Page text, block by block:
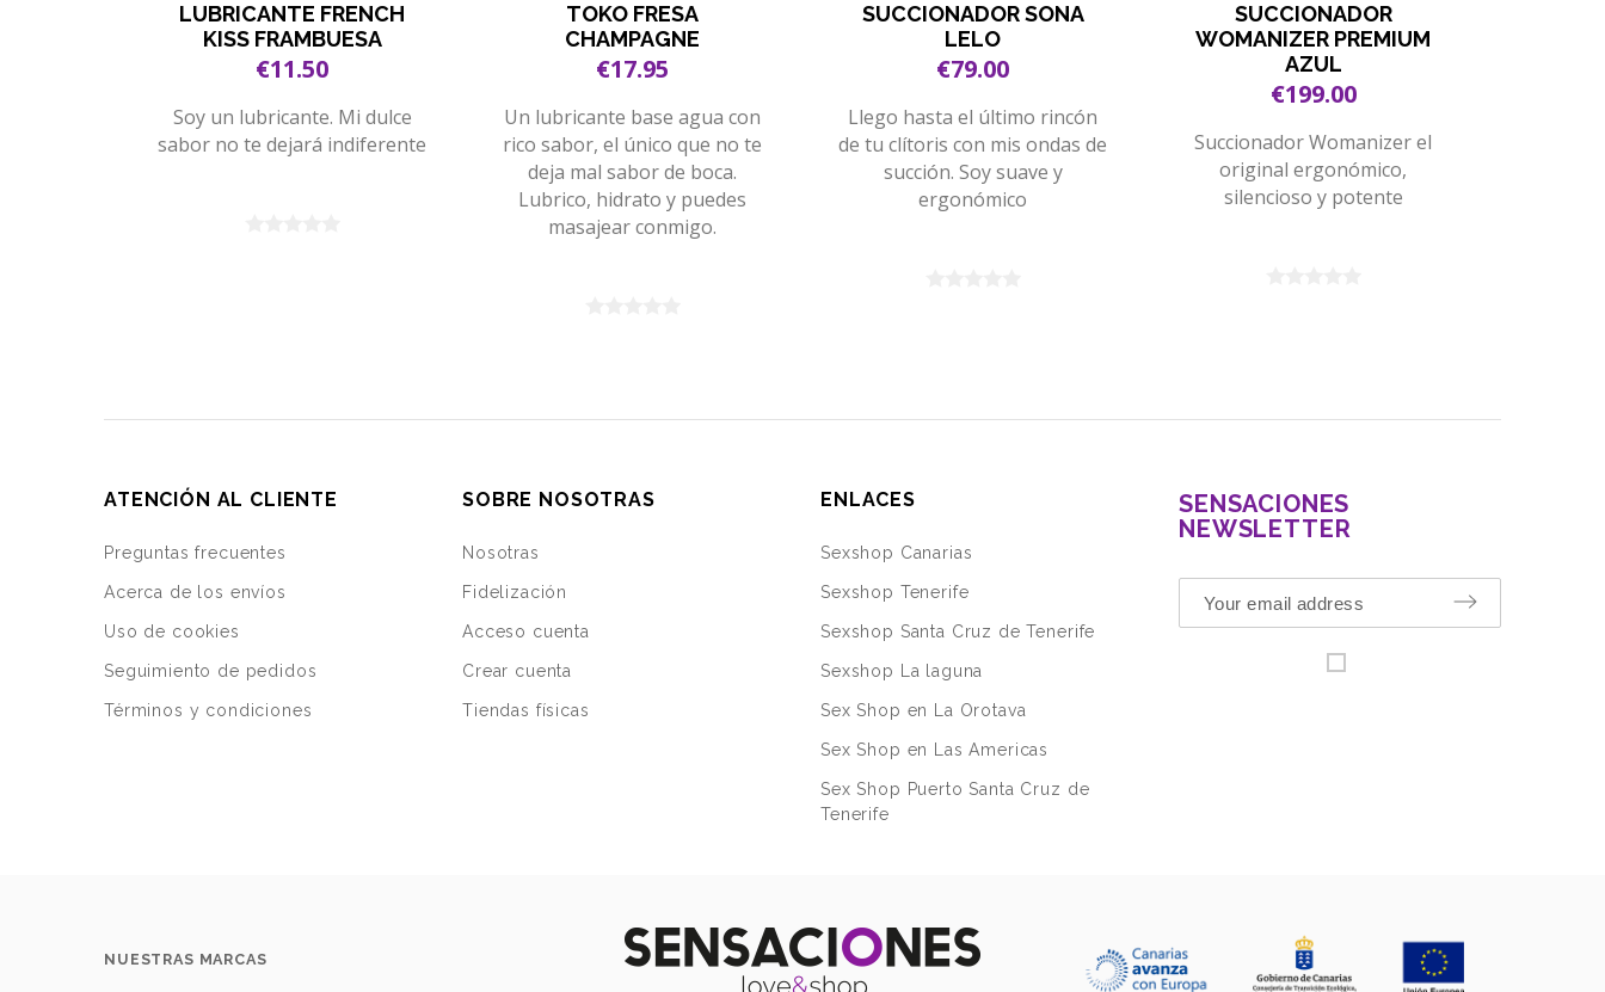
LUBRICANTE FRENCH
KISS FRAMBUESA
€11.50
Soy un lubricante. Mi dulce
sabor no te dejará indiferente
TOKO FRESA
CHAMPAGNE
€17.95
Un lubricante base agua con
rico sabor, el único que no te
deja mal sabor de boca.
Lubrico, hidrato y puedes
masajear conmigo.
SUCCIONADOR SONA
LELO
€79.00
Llego hasta el último rincón
de tu clítoris con mis ondas de
succión. Soy suave y
ergonómico
SUCCIONADOR
WOMANIZER PREMIUM
AZUL
€199.00
Succionador Womanizer el
original ergonómico,
silencioso y potente
ATENCIÓN AL CLIENTE
Preguntas frecuentes
Acerca de los envíos
Uso de cookies
Seguimiento de pedidos
Términos y condiciones
SOBRE NOSOTRAS
Nosotras
Fidelización
Acceso cuenta
Crear cuenta
Tiendas físicas
ENLACES
Sexshop Canarias
Sexshop Tenerife
Sexshop Santa Cruz de Tenerife
Sexshop La laguna
Sex Shop en La Orotava
Sex Shop en Las Americas
Sex Shop Puerto Santa Cruz de
Tenerife
SENSACIONES
NEWSLETTER
NUESTRAS MARCAS